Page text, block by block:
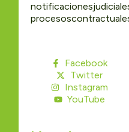
Facebook
Twitter
Instagram
YouTube